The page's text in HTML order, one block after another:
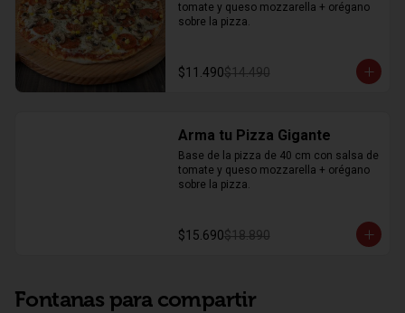
tomate y queso mozzarella + orégano
sobre la pizza.
$11.490$14.490
Arma tu Pizza Gigante
Base de la pizza de 40 cm con salsa de
tomate y queso mozzarella + orégano
sobre la pizza.
$15.690$18.890
Fontanas para compartir